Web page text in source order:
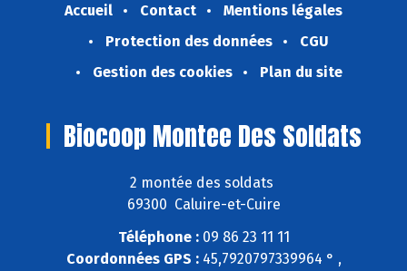
Accueil Contact
Mentions légales
Protection des données
CGU
Gestion des cookies
Plan du site
Biocoop Montee Des Soldats
2 montée des soldats
69300 Caluire-et-Cuire
Téléphone :09 86 23 11 11
Coordonnées GPS :45,7920797339964 ° ,